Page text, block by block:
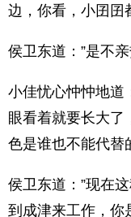
边，你看，小囝囝
侯卫东道：”是不
小佳忧心忡忡地道
眼看着就要长大了
色是谁也不能代替
侯卫东道：”现在
到成津来工作，你